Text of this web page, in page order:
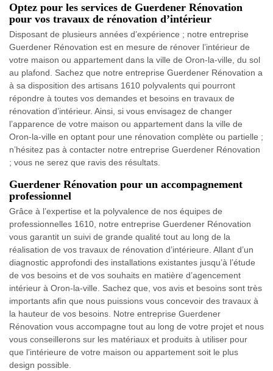
Optez pour les services de Guerdener Rénovation
pour vos travaux de rénovation d’intérieur
Disposant de plusieurs années d’expérience ; notre entreprise
Guerdener Rénovation est en mesure de rénover l’intérieur de
votre maison ou appartement dans la ville de Oron-la-ville, du sol
au plafond. Sachez que notre entreprise Guerdener Rénovation a
à sa disposition des artisans 1610 polyvalents qui pourront
répondre à toutes vos demandes et besoins en travaux de
rénovation d’intérieur. Ainsi, si vous envisagez de changer
l’apparence de votre maison ou appartement dans la ville de
Oron-la-ville en optant pour une rénovation complète ou partielle ;
n’hésitez pas à contacter notre entreprise Guerdener Rénovation
; vous ne serez que ravis des résultats.
Guerdener Rénovation pour un accompagnement
professionnel
Grâce à l’expertise et la polyvalence de nos équipes de
professionnelles 1610, notre entreprise Guerdener Rénovation
vous garantit un suivi de grande qualité tout au long de la
réalisation de vos travaux de rénovation d’intérieure. Allant d’un
diagnostic approfondi des installations existantes jusqu’à l’étude
de vos besoins et de vos souhaits en matière d’agencement
intérieur à Oron-la-ville. Sachez que, vos avis et besoins sont très
importants afin que nous puissions vous concevoir des travaux à
la hauteur de vos besoins. Notre entreprise Guerdener
Rénovation vous accompagne tout au long de votre projet et nous
vous conseillerons sur les matériaux et produits à utiliser pour
que l’intérieure de votre maison ou appartement soit le plus
design possible.